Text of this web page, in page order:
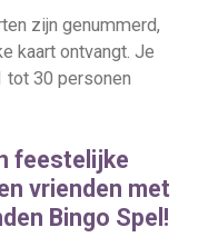
zijn genummerd,
kaart ontvangt. Je
tot 30 personen
feestelijke
vrienden met
Bingo Spel!